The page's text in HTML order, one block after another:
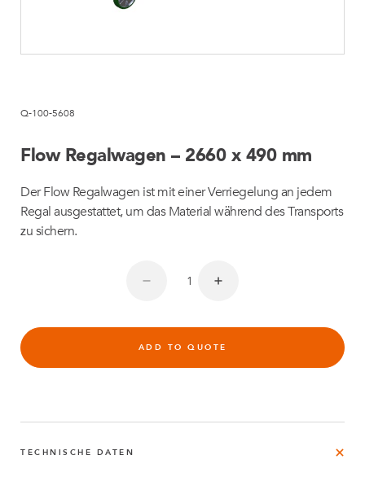
Q-100-5608
Flow Regalwagen – 2660 x 490 mm
Der Flow Regalwagen ist mit einer Verriegelung an jedem
Regal ausgestattet, um das Material während des Transports
zu sichern.
ADD TO QUOTE
TECHNISCHE DATEN